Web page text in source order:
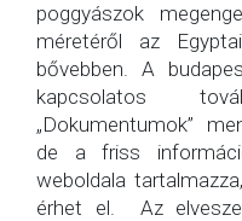
poggyászok
méretéről az
bővebben. A
kapcsolatos
„Dokumentumok”
de a friss
weboldala
érhet el. Az